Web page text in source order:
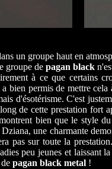
un groupe haut en
groupe depagan black
à ce que certains
bien permis de mettre
d'ésotérisme. C'est
de cette prestation
bien que le style
une charmante
pas sur toute la
peu jeunes et
pagan black metal !